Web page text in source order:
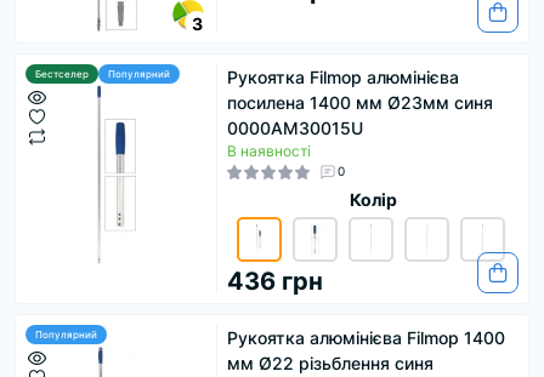
3
Бестселер Популярний
Рукоятка Filmop алюмінієва
посилена 1400 мм Ø23мм синя
0000AM30015U
В наявності
0
Колір
436 грн
Популярний
Рукоятка алюмінієва Filmop 1400
мм Ø22 різьблення синя